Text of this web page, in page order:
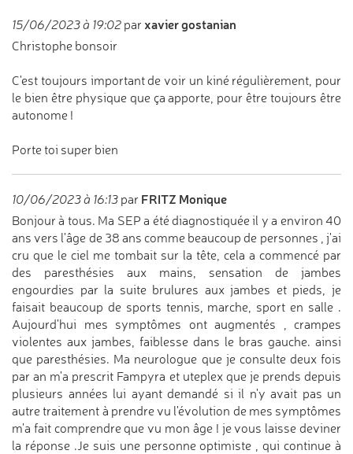
15/06/2023 à 19:02 par xavier gostanian
Christophe bonsoir
C'est toujours important de voir un kiné régulièrement, pour
le bien être physique que ça apporte, pour être toujours être
autonome !
Porte toi super bien
10/06/2023 à 16:13 par FRITZ Monique
Bonjour à tous. Ma SEP a été diagnostiquée il y a environ 40
ans vers l'âge de 38 ans comme beaucoup de personnes , j'ai
cru que le ciel me tombait sur la tête, cela a commencé par
des paresthésies aux mains, sensation de jambes
engourdies par la suite brulures aux jambes et pieds, je
faisait beaucoup de sports tennis, marche, sport en salle .
Aujourd'hui mes symptômes ont augmentés , crampes
violentes aux jambes, faiblesse dans le bras gauche. ainsi
que paresthésies. Ma neurologue que je consulte deux fois
par an m'a prescrit Fampyra et uteplex que je prends depuis
plusieurs années lui ayant demandé si il n'y avait pas un
autre traitement à prendre vu l'évolution de mes symptômes
m'a fait comprendre que vu mon âge ! je vous laisse deviner
la réponse .Je suis une personne optimiste , qui continue à